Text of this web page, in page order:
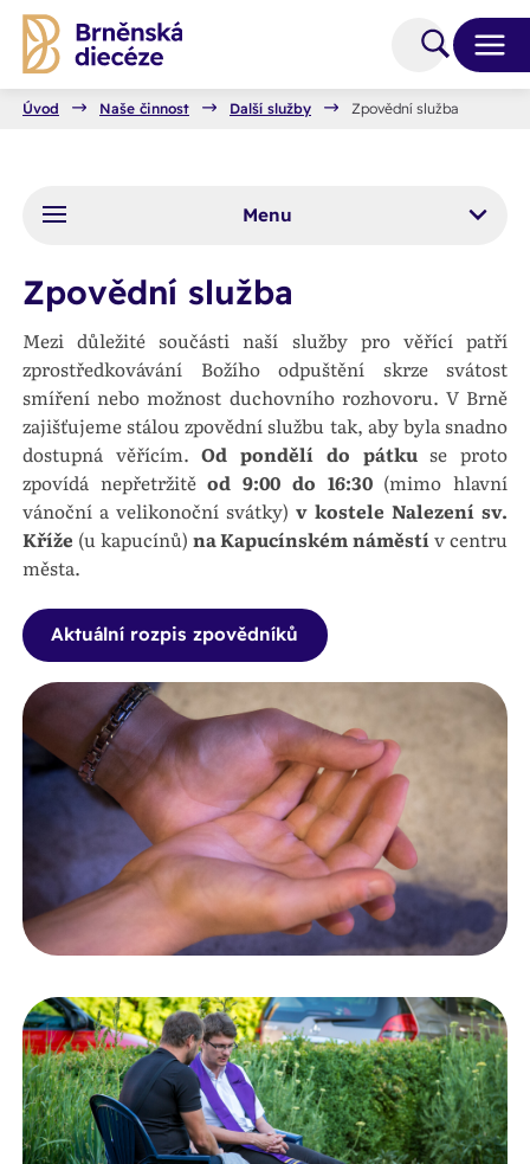
Úvod Naše činnost Další služby Zpovědní služba
Menu
Zpovědní služba
Mezi důležité součásti naší služby pro věřící patří
zprostředkovávání Božího odpuštění skrze svátost
smíření nebo možnost duchovního rozhovoru. V Brně
zajišťujeme stálou zpovědní službu tak, aby byla snadno
dostupná věřícím.Od pondělí do pátkuse proto
zpovídá nepřetržitěod 9:00 do 16:30 (mimo hlavní
vánoční a velikonoční svátky) v kostele Nalezení sv.
Kříže (u kapucínů) na Kapucínském náměstív centru
města.
Aktuální rozpis zpovědníků